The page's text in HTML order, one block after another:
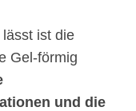
ist die
Gel-förmig
und die